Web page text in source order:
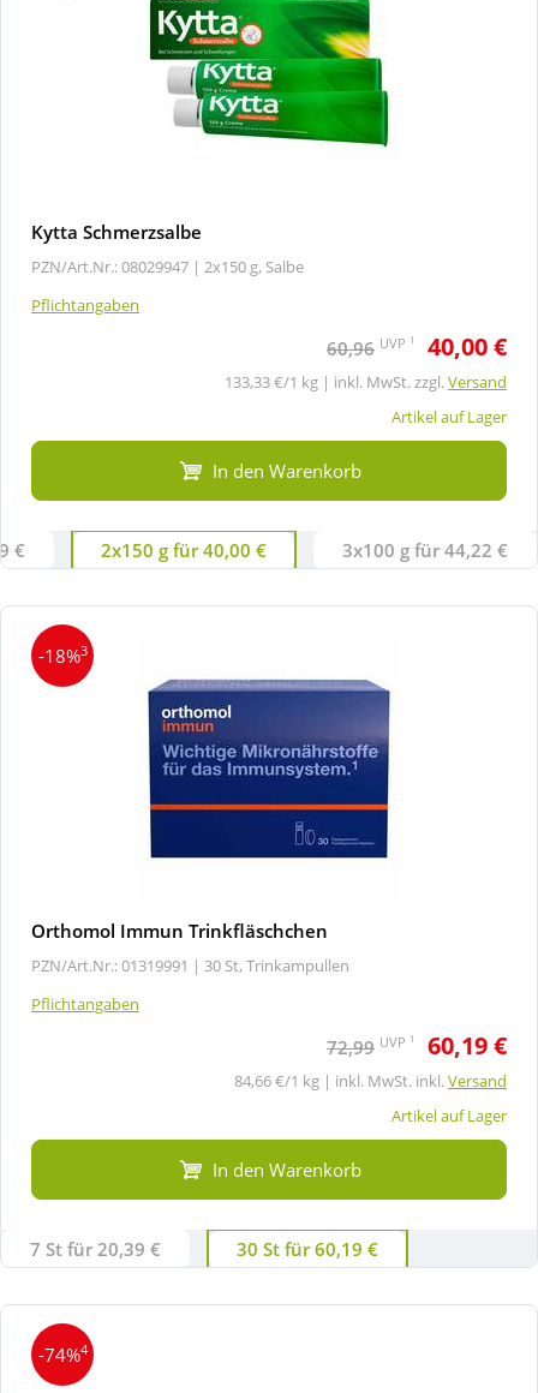
Kytta Schmerzsalbe
PZN/Art.Nr.: 08029947 | 2x150 g, Salbe
Pflichtangaben
60,96 UVP 1 40,00 €
133,33 €/1 kg | inkl. MwSt. zzgl.Versand
Artikel auf Lager
In den Warenkorb
€ 2x150 g für 40,00 € 3x100 g für 44,22 €
-18%3
Orthomol Immun Trinkfläschchen
PZN/Art.Nr.: 01319991 | 30 St, Trinkampullen
Pflichtangaben
72,99 UVP 1 60,19 €
84,66 €/1 kg | inkl. MwSt. inkl.Versand
Artikel auf Lager
In den Warenkorb
7 St für 20,39 € 30 St für 60,19 €
-74%4